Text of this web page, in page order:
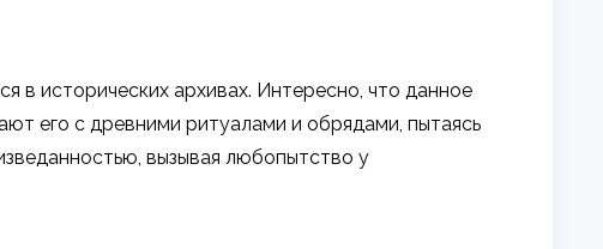
в исторических архивах. Интересно, что данное
его с древними ритуалами и обрядами, пытаясь
вызывая любопытство у